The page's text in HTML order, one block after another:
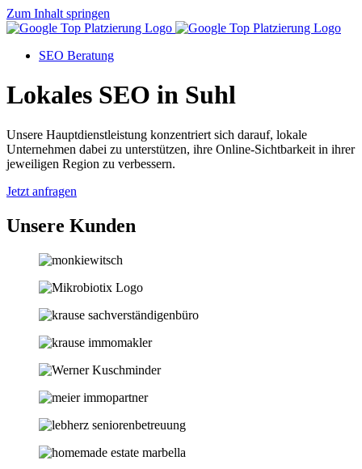
Zum Inhalt springen
SEO Beratung
Lokales SEO in Suhl
Unsere Hauptdienstleistung konzentriert sich darauf, lokale
Unternehmen dabei zu unterstützen, ihre Online-Sichtbarkeit in ihrer
jeweiligen Region zu verbessern.
Jetzt anfragen
Unsere Kunden